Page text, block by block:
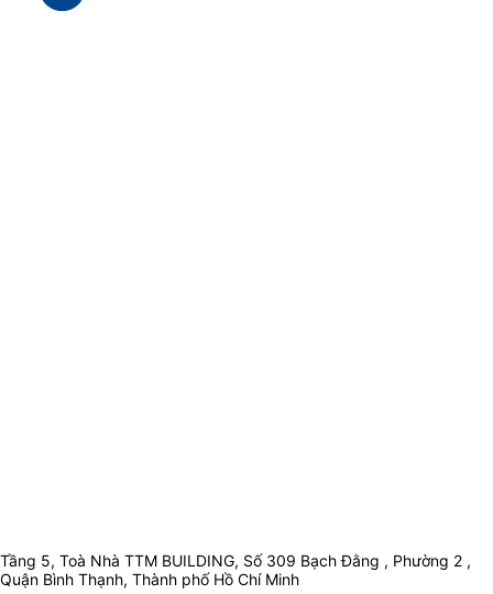
Tầng 5, Toà Nhà TTM BUILDING, Số 309 Bạch Đằng , Phường 2 ,
Quận Bình Thạnh, Thành phố Hồ Chí Minh